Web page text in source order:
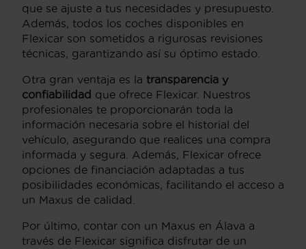
que se ajuste a tus necesidades y presupuesto.
Además, todos los coches disponibles en
Flexicar son sometidos a rigurosas revisiones
técnicas, garantizando así su óptimo estado.
Otra gran ventaja es la transparencia y
confiabilidad que ofrece Flexicar. Nuestros
profesionales te proporcionarán toda la
información necesaria sobre el historial del
vehículo, asegurando que realices una compra
informada y segura. Además, Flexicar ofrece
opciones de financiación adaptadas a tus
posibilidades económicas, facilitando el acceso a
un Maxus de calidad.
Por último, contar con un Maxus en Álava a
través de Flexicar significa disfrutar de un